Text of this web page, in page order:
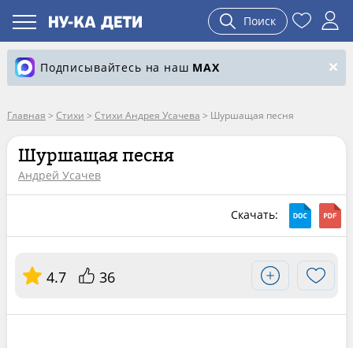
Поиск
Подписывайтесь на наш MAX
Главная > Стихи > Стихи Андрея Усачева > Шуршащая песня
Шуршащая песня
Андрей Усачев
Скачать:
4.7 36